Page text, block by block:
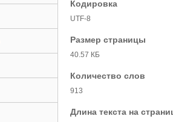
Кодировка
UTF-8
Размер страницы
40.57 КБ
Количество слов
913
Длина текста на